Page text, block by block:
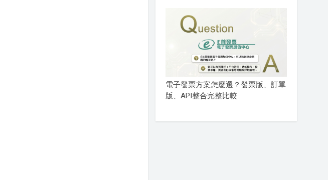
電子發票方案怎麼選？發票版、訂單
版、API整合完整比較